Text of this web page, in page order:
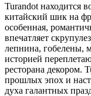
Turandot находится
китайский шик на
особенная,
впечатляет
лепнина, гобелены,
историей
ресторана декором.
прошлых эпох и
духа галантных